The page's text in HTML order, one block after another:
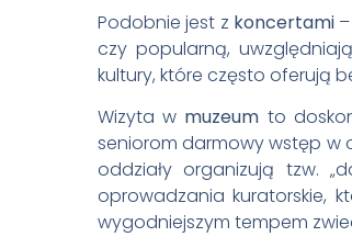
Podobnie jest z koncertami–
czy popularną,
kultury, które często oferują
Wizyta w muzeum to
seniorom darmowy wstęp w
oddziały organizują tzw.
oprowadzania kuratorskie,
wygodniejszym tempem